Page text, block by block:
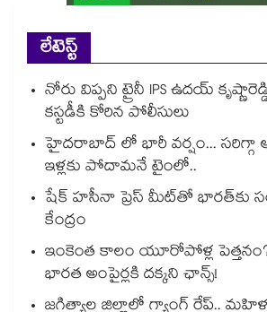
లేటెస్ట్
నోరు విప్పని ట్రైనీ IPS ఉదయ్
కస్టడీకి కోరిన పోలీసులు
హైదరాబాద్ లో భారీ వర్షం... సరిగ్గా
ఇళ్లకు పోదామనే టైంలో..
షేక్ హసీనా ప్రెస్ మీట్‎తో భారత్‎కు
కేంద్రం
ఇంకెంత కాలం యూరోపోళ్ల
భారత అంపైర్లకి దక్కని ఛాన్స్!